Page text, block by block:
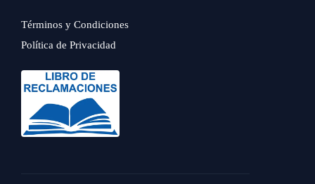
Términos y Condiciones
Política de Privacidad